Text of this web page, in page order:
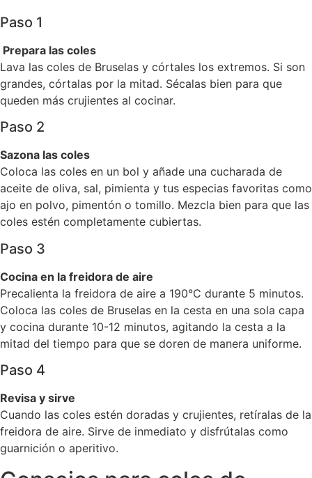
Paso 1
Prepara las coles
Lava las coles de Bruselas y córtales los extremos. Si son
grandes, córtalas por la mitad. Sécalas bien para que
queden más crujientes al cocinar.
Paso 2
Sazona las coles
Coloca las coles en un bol y añade una cucharada de
aceite de oliva, sal, pimienta y tus especias favoritas como
ajo en polvo, pimentón o tomillo. Mezcla bien para que las
coles estén completamente cubiertas.
Paso 3
Cocina en la freidora de aire
Precalienta la freidora de aire a 190°C durante 5 minutos.
Coloca las coles de Bruselas en la cesta en una sola capa
y cocina durante 10-12 minutos, agitando la cesta a la
mitad del tiempo para que se doren de manera uniforme.
Paso 4
Revisa y sirve
Cuando las coles estén doradas y crujientes, retíralas de la
freidora de aire. Sirve de inmediato y disfrútalas como
guarnición o aperitivo.